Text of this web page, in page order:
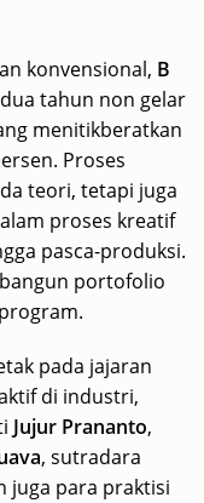
konvensional, B
tahun non gelar
menitikberatkan
Proses
teori, tetapi juga
proses kreatif
pasca-produksi.
portofolio
pada jajaran
di industri,
Jujur Prananto,
, sutradara
juga para praktisi